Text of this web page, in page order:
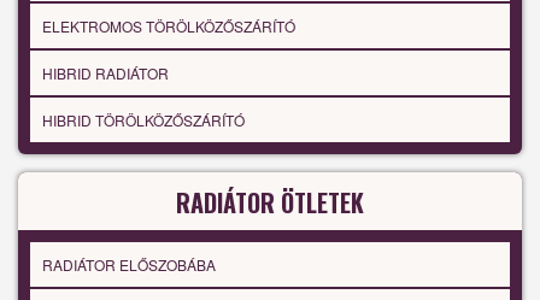
ELEKTROMOS TÖRÖLKÖZŐSZÁRÍTÓ
HIBRID RADIÁTOR
HIBRID TÖRÖLKÖZŐSZÁRÍTÓ
RADIÁTOR ÖTLETEK
RADIÁTOR ELŐSZOBÁBA